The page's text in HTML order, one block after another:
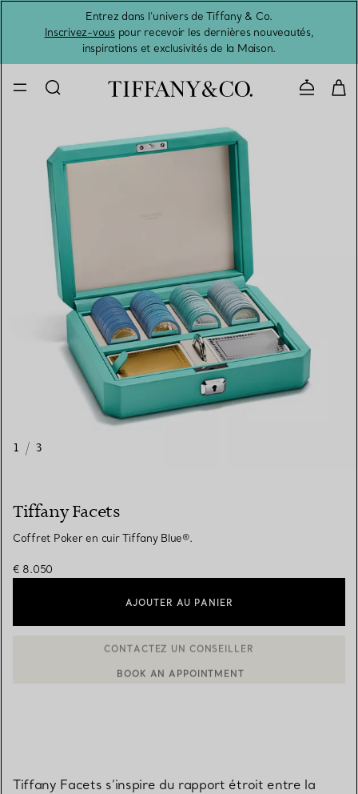
Entrez dans l’univers de Tiffany & Co.
Inscrivez-vouspour recevoir les dernières nouveautés,
inspirations et exclusivités de la Maison.
1 / 3
Tiffany Facets
Coffret Poker en cuir Tiffany Blue®.
€ 8.050
AJOUTER AU PANIER
Tiffany Facets s’inspire du rapport étroit entre la